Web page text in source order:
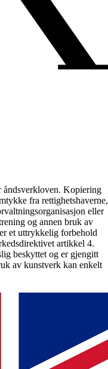
åndsverkloven. Kopiering
fra rettighetshaverne,
eller
og annen bruk av
et uttrykkelig forbehold
artikkel 4.
beskyttet og er gjengitt
av kunstverk kan enkelt